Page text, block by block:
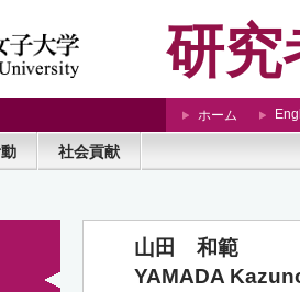
研究
ホーム
社会貢献
山田 和範
YAMADA